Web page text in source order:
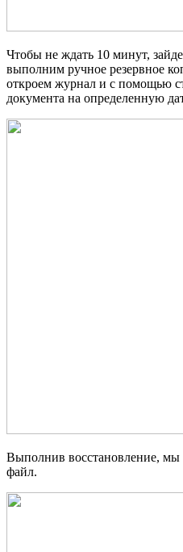
Чтобы не ждать 10 минут,
выполним ручное резервное
откроем журнал и с помощью
документа на определенную
Выполнив восстановление,
файл.